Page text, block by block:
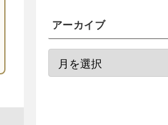
アーカイブ